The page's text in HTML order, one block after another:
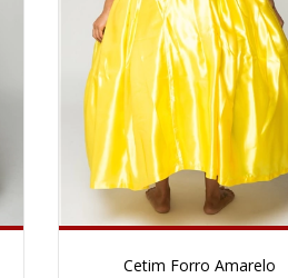
Cetim Forro Amarelo